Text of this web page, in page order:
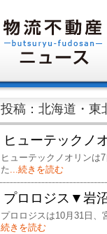
投稿：北海道・東
ヒューテックノ
ヒューテックノオリンは
た...続きを読む
プロロジス▼岩
プロロジスは10月31日、
続きを読む